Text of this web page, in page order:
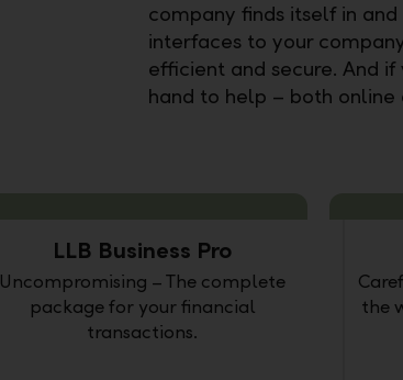
company finds itself in
interfaces to your
efficient and secure. And
hand to help – both online
LLB Business Pro
Uncompromising – The complete
package for your financial
transactions.
the